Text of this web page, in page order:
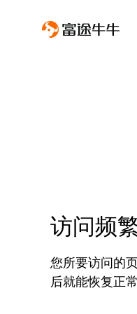
访问频
您所要访问的
后就能恢复正常